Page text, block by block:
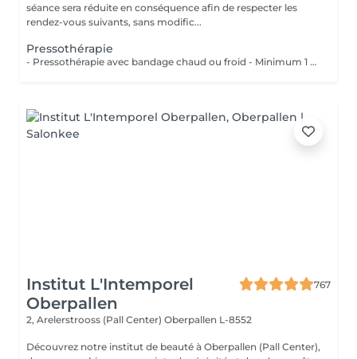
séance sera réduite en conséquence afin de respecter les
rendez-vous suivants, sans modific...
Pressothérapie
- Pressothérapie avec bandage chaud ou froid - Minimum 1 séance par semaine Bienfaits : - Stimule la circulation sanguine et lymphatique - Réduit la rétention d'eau et les gonflements - Soulage les jambes lourdes et fatiguées - Aide à diminuer l'apparence de la cellulite - Favorise la récupération après une chirurgie esthétique - Améliore le confort despersonnes souffrant de lipdème
Institut L'Intemporel
Oberpallen
767
2, Arelerstrooss (Pall Center) Oberpallen L-8552
Découvrez notre institut de beauté à Oberpallen (Pall Center),